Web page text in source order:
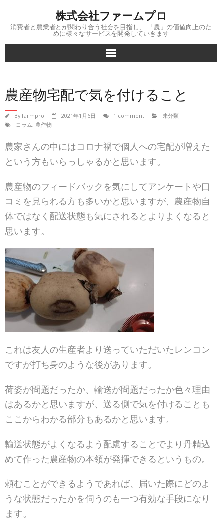
content
株式会社ファームプロ
消費者と農業者とが関わり合う社会を目指し、 「農」の価値向上のた
めに様々なサービスを開発していきます
農産物宅配で気を付けること
Byfarmpro 2021年1月6日 1 comment
未分類
コラム, 農作物
農家さんの中にはコロナ禍で個人への宅配が増えた
という方もいらっしゃるかと思います。
農産物のフィードバックを気にしてアンケートや口
コミを見られる方も多いかと思いますが、農産物自
体ではなく配送状態も気にされるとよりよくなると
思います。
これは友人の生産者より送っていただいたレンコン
ですが打ち身のような後があります。
荷姿が問題だったか、輸送が問題だったか色々理由
はあるかと思いますが、送る側で気を付けることも
ここからわかる部分もあるかと思います。
輸送状態がよくなるよう配慮することでより丹精込
めて作った農産物の本領が発揮できるというもの。
頼むことができるようであれば、届いた際にどのよ
うな状態だったかを伺うのも一つ有効な手段になり
ます。